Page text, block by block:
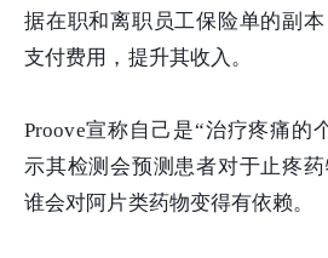
据在职和离职员工保险单的副
支付费用，提升其收入。
Proove宣称自己是“治疗疼痛的
示其检测会预测患者对于止疼
谁会对阿片类药物变得有依赖。